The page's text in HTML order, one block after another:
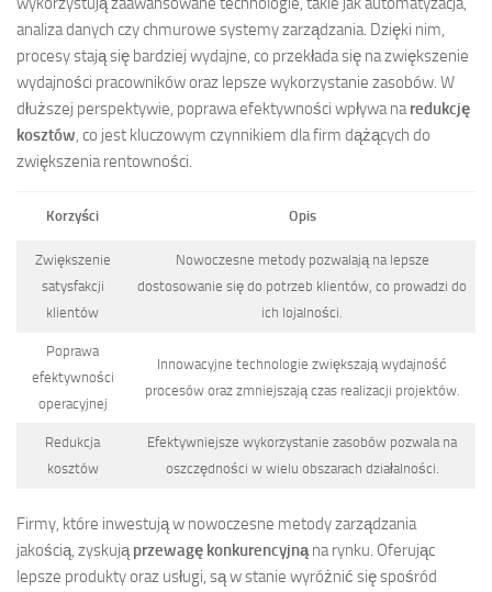
analiza danych czy chmurowe systemy zarządzania. Dzięki nim,
procesy stają się bardziej wydajne, co przekłada się na zwiększenie
wydajności pracowników oraz lepsze wykorzystanie zasobów. W
dłuższej perspektywie, poprawa efektywności wpływa naredukcję
kosztów, co jest kluczowym czynnikiem dla firm dążących do
zwiększenia rentowności.
Korzyści Opis
Zwiększenie
satysfakcji
klientów
Nowoczesne metody pozwalają na lepsze
dostosowanie się do potrzeb klientów, co prowadzi do
ich lojalności.
Poprawa
efektywności
operacyjnej
Innowacyjne technologie zwiększają wydajność
procesów oraz zmniejszają czas realizacji projektów.
Redukcja
kosztów
Efektywniejsze wykorzystanie zasobów pozwala na
oszczędności w wielu obszarach działalności.
Firmy, które inwestują w nowoczesne metody zarządzania
jakością, zyskująprzewagę konkurencyjnąna rynku. Oferując
lepsze produkty oraz usługi, są w stanie wyróżnić się spośród